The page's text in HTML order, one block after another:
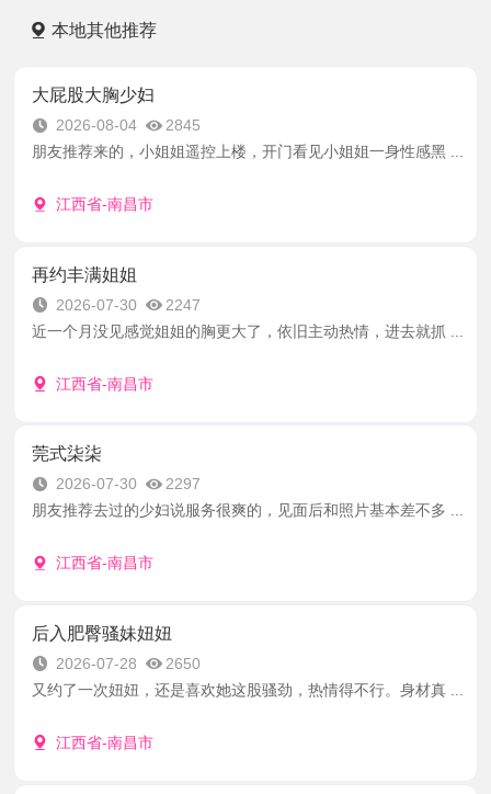
本地其他推荐
大屁股大胸少妇
2026-08-04
2845
朋友推荐来的，小姐姐遥控上楼，开门看见小姐姐一身性感黑 ...
江西省-南昌市
再约丰满姐姐
2026-07-30
2247
近一个月没见感觉姐姐的胸更大了，依旧主动热情，进去就抓 ...
江西省-南昌市
莞式柒柒
2026-07-30
2297
朋友推荐去过的少妇说服务很爽的，见面后和照片基本差不多 ...
江西省-南昌市
后入肥臀骚妹妞妞
2026-07-28
2650
又约了一次妞妞，还是喜欢她这股骚劲，热情得不行。身材真 ...
江西省-南昌市